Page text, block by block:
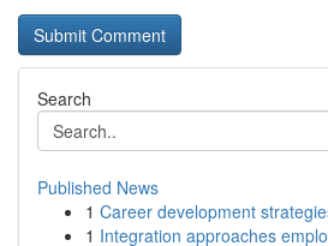
Search
Published News
1 Career development
1 Integration approaches